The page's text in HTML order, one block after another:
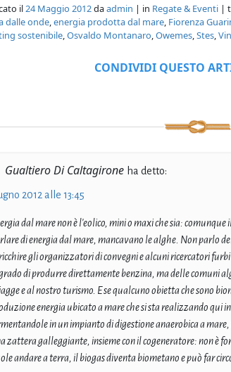
il24 Maggio 2012daadmin | in Regate & Eventi |
dalle onde,energia prodotta dal mare, Fiorenza
sostenibile,Osvaldo Montanaro,Owemes,Stes,
CONDIVIDI QUESTO
Gualtiero Di Caltagirone ha detto:
2012 alle 13:45
dal mare non è l'eolico, mini o maxi che sia:
di energia dal mare, mancavano le alghe. Non parlo
gli organizzatori di convegni e alcuni ricercatori
di produrre direttamente benzina, ma delle comuni
e al nostro turismo. E se qualcuno obietta che sono
energia ubicato a mare che si sta realizzando qui
in un impianto di digestione anaerobica a
zattera galleggiante, insieme con il cogeneratore: non è
andare a terra, il biogas diventa biometano e può far